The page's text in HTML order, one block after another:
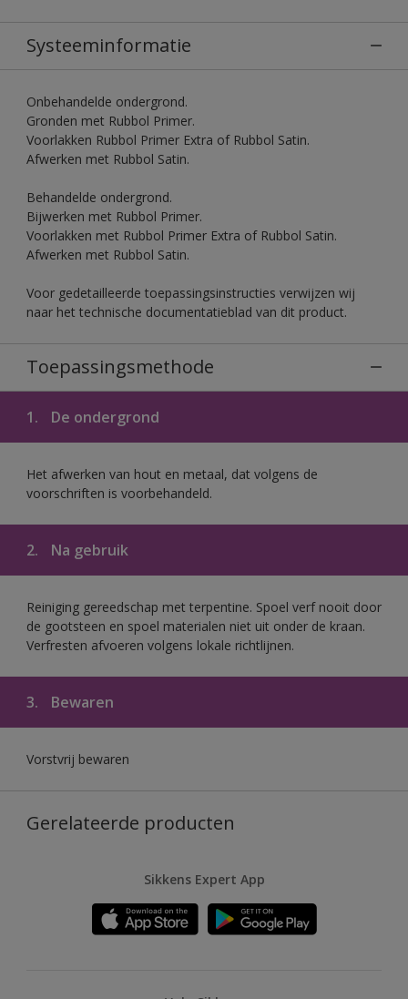
Systeeminformatie
Onbehandelde ondergrond.
Gronden met Rubbol Primer.
Voorlakken Rubbol Primer Extra of Rubbol Satin.
Afwerken met Rubbol Satin.
Behandelde ondergrond.
Bijwerken met Rubbol Primer.
Voorlakken met Rubbol Primer Extra of Rubbol Satin.
Afwerken met Rubbol Satin.
Voor gedetailleerde toepassingsinstructies verwijzen wij
naar het technische documentatieblad van dit product.
Toepassingsmethode
1. De ondergrond
Het afwerken van hout en metaal, dat volgens de
voorschriften is voorbehandeld.
2. Na gebruik
Reiniging gereedschap met terpentine. Spoel verf nooit door
de gootsteen en spoel materialen niet uit onder de kraan.
Verfresten afvoeren volgens lokale richtlijnen.
3. Bewaren
Vorstvrij bewaren
Gerelateerde producten
Sikkens Expert App